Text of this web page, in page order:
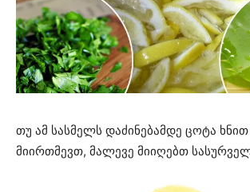
თუ ამ სასმელს დაძინებამდე ცოტა
მიირთმევთ, მალევე მიიღებთ